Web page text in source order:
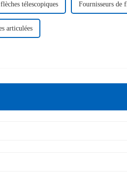
télescopiques Fournisseurs de
articulées